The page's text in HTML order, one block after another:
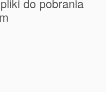
do pobrania